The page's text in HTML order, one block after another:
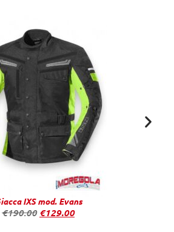
IXS mod. Evans
€190.00 €129.00